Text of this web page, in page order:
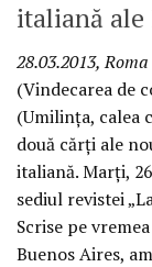
italiană ale
28.03.2013,
(Vindecarea de
(Umilinţa, calea
două cărţi ale
italiană. Marţi,
sediul revistei
Scrise pe
Buenos Aires,